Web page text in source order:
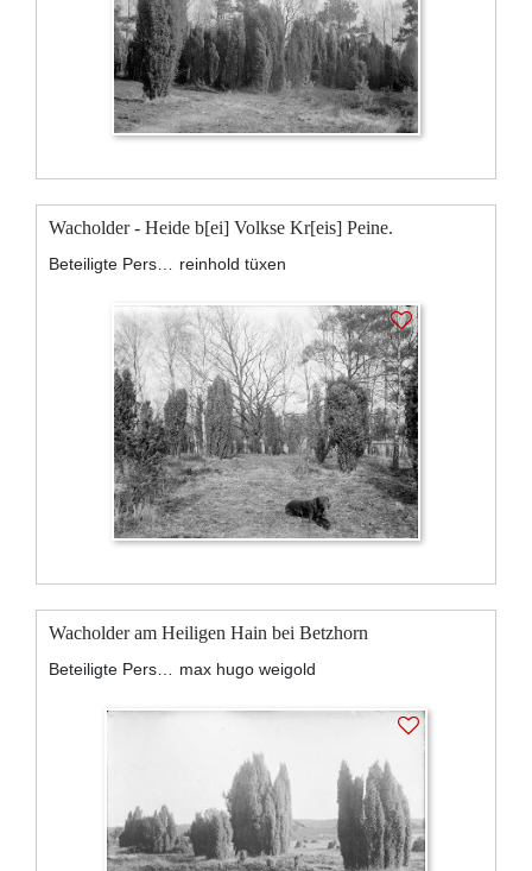
Wacholder - Heide b[ei] Volkse Kr[eis] Peine.
reinhold tüxen
Wacholder am Heiligen Hain bei Betzhorn
max hugo weigold